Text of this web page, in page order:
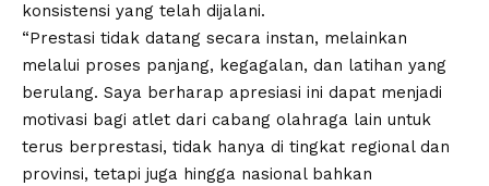
konsistensi yang telah dijalani.
“Prestasi tidak datang secara instan, melainkan
melalui proses panjang, kegagalan, dan latihan yang
berulang. Saya berharap apresiasi ini dapat menjadi
motivasi bagi atlet dari cabang olahraga lain untuk
terus berprestasi, tidak hanya di tingkat regional dan
provinsi, tetapi juga hingga nasional bahkan